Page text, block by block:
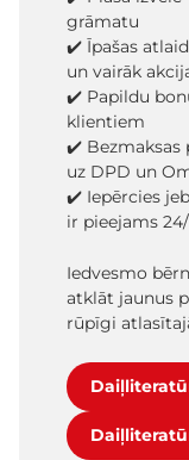
grāmatu
✔️ Īpašas
un vairāk
✔️ Papildu
klientiem
✔️ Bezmaksas
uz DPD un
✔️ Iepērcies
ir pieejams
Iedvesmo
atklāt jaunus
rūpīgi